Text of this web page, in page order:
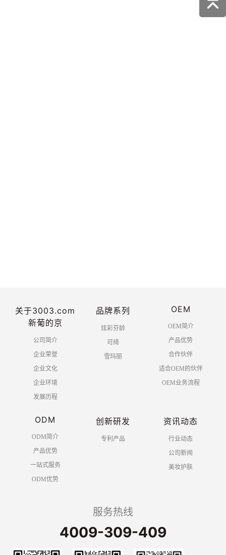
<< < 3 4 5 >
关于3003.com
新葡的京
公司简介
企业荣誉
企业文化
企业环境
发展历程
品牌系列
炫彩芬龄
可绮
雪玛丽
OEM
OEM简介
产品优势
合作伙伴
适合OEM的伙伴
OEM业务流程
ODM
ODM简介
产品优势
一站式服务
ODM优势
创新研发
专利产品
资讯动态
行业动态
公司新闻
美妆护肤
服务热线
4009-309-409